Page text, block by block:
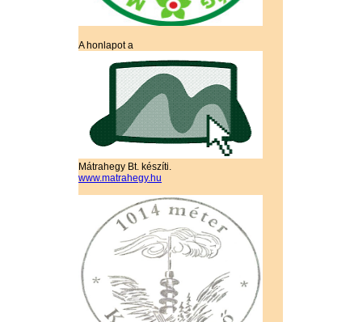
A honlapot a
Mátrahegy Bt. készíti.
www.matrahegy.hu